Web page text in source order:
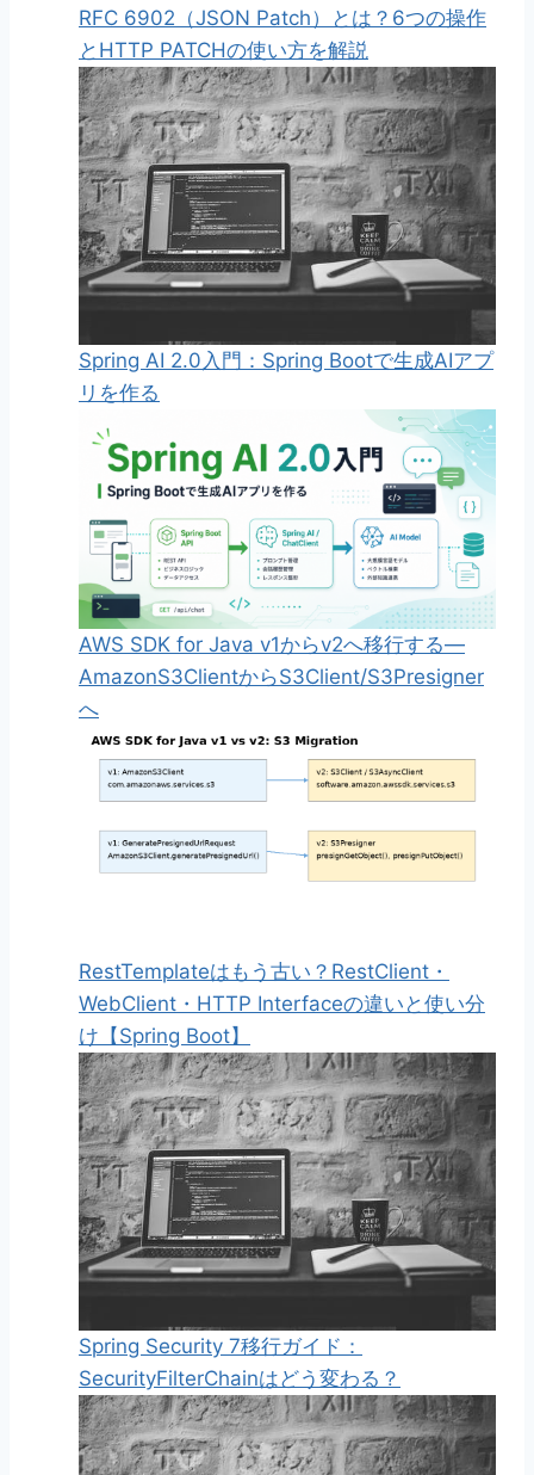
RFC 6902（JSON Patch）とは？6つの操作
とHTTP PATCHの使い方を解説
Spring AI 2.0入門：Spring Bootで生成AIアプ
リを作る
AWS SDK for Java v1からv2へ移行する—
AmazonS3ClientからS3Client/S3Presigner
へ
RestTemplateはもう古い？RestClient・
WebClient・HTTP Interfaceの違いと使い分
け【Spring Boot】
Spring Security 7移行ガイド：
SecurityFilterChainはどう変わる？